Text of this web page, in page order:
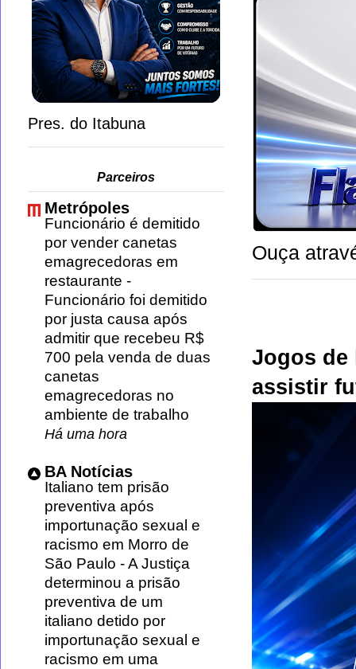
Ouça
Jogos de
assistir
Pres. do Itabuna
Parceiros
Metrópoles
Funcionário é demitido
por vender canetas
emagrecedoras em
restaurante -
Funcionário foi demitido
por justa causa após
admitir que recebeu R$
700 pela venda de duas
canetas
emagrecedoras no
ambiente de trabalho
Há uma hora
BA Notícias
Italiano tem prisão
preventiva após
importunação sexual e
racismo em Morro de
São Paulo -A Justiça
determinou a prisão
preventiva de um
italiano detido por
importunação sexual e
racismo em uma